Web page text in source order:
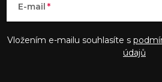
E-mail
Vložením e-mailu souhlasíte s
údajů